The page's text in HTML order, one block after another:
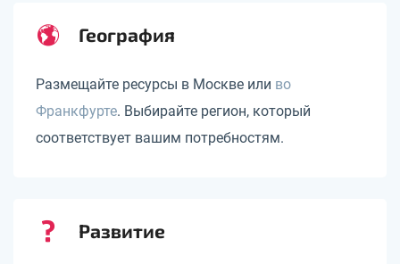
География
Размещайте ресурсы в Москве или во
Франкфурте. Выбирайте регион, который
соответствует вашим потребностям.
Развитие